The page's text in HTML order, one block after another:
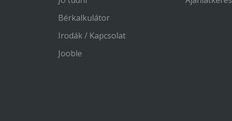
Bérkalkulátor
Irodák / Kapcsolat
Jooble